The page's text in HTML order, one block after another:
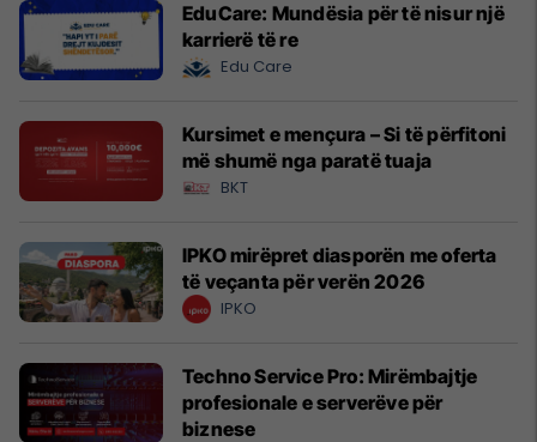
EduCare: Mundësia për të nisur një
karrierë të re
Edu Care
Kursimet e mençura – Si të përfitoni
më shumë nga paratë tuaja
BKT
IPKO mirëpret diasporën me oferta
të veçanta për verën 2026
IPKO
Techno Service Pro: Mirëmbajtje
profesionale e serverëve për
biznese